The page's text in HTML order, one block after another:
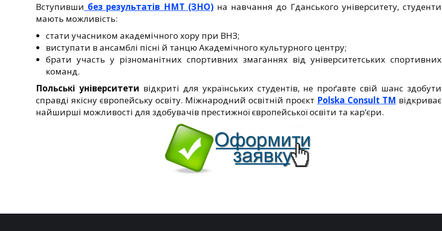
Вступивши без результатів НМТ (ЗНО)на навчання до Гданського університету, студенти
мають можливість:
стати учасником академічного хору при ВНЗ;
виступати в ансамблі пісні й танцю Академічного культурного центру;
брати участь у різноманітних спортивних змаганнях від університетських спортивних
команд.
Польські університети відкриті для українських студентів, не проґавте свій шанс здобути
справді якісну європейську освіту. Міжнародний освітній проєкт Polska Consult TM відкриває
найширші можливості для здобувачів престижної європейської освіти та кар’єри.